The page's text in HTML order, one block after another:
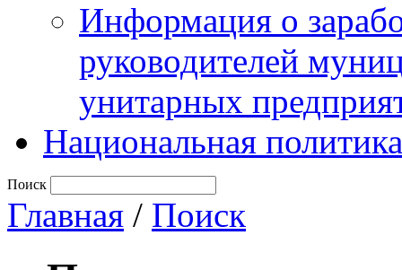
Информация о
руководителей
унитарных
Национальная политика
Поиск
Главная / Поиск